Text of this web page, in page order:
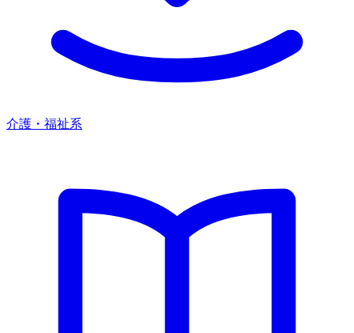
介護・福祉系